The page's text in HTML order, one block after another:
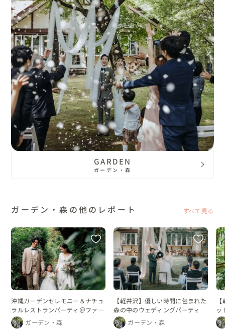
GARDEN
ガーデン・森
ガーデン・森の他のレポート すべて見る
沖縄ガーデンセレモニー＆ナチュ
ラルレストランパーティ＠ファミ
リーウェディング
ガーデン・森
【軽井沢】優しい時間に包まれた
森の中のウェディングパーティ
ガーデン・森
ッ
ズ